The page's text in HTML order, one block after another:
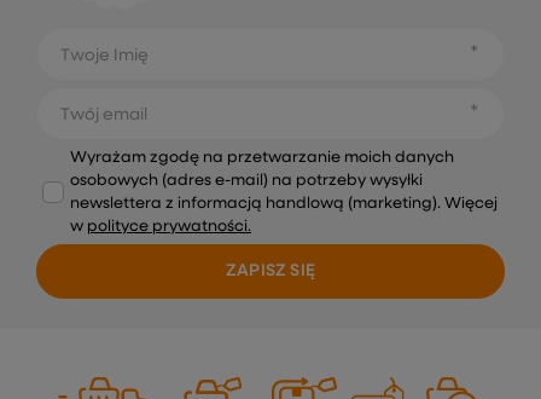
Twoje Imię
Twój email
Wyrażam zgodę na przetwarzanie moich danych
osobowych (adres e-mail) na potrzeby wysyłki
newslettera z informacją handlową (marketing). Więcej
w polityce prywatności.
ZAPISZ SIĘ